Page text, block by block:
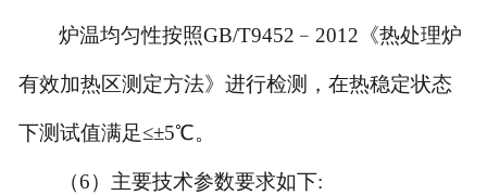
炉温均匀性按照GB/T9452﹣2012《热处理炉
有效加热区测定方法》进行检测，在热稳定状态
下测试值满足≤±5℃。
（6）主要技术参数要求如下: